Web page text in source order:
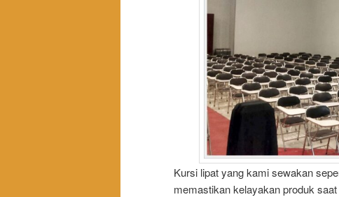
Kursi lipat yang kami sewakan
memastikan kelayakan produk